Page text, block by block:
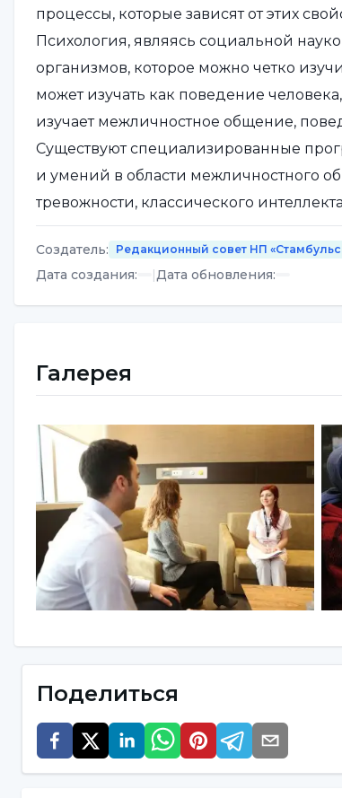
процессы, которые зависят от этих
Психология, являясь социальной
организмов, которое можно четко
может изучать как поведение
изучает межличностное общение,
Существуют специализированные
и умений в области межличностного
тревожности, классического
обучения проводится работа над
EMDR, REHACOM, нейробиофидбэк
Оцениваются кейсы, которые должны
Шаг 1: Самопознание и осознание
акцентирования. Согласно
чувствами, мыслями и поведением
сторонах личности, проводится
личности, которые можно и нельзя
Шаг 2: Распознавание других людей
В психологии распознавание других
терапиях, таких как психодрама и
направлены на определение того,
окружающую среду, окружающих их
чувствительности к чувствам других,
При работе с психологией, навыками
Создатель: Редакционный совет НП
Дата создания: |Дата обновления:
Галерея
Поделиться